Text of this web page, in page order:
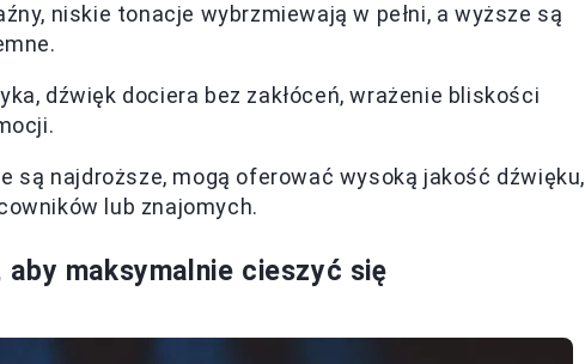
niskie tonacje wybrzmiewają w pełni, a wyższe są
dźwięk dociera bez zakłóceń, wrażenie bliskości
są najdroższe, mogą oferować wysoką jakość dźwięku,
lub znajomych.
maksymalnie cieszyć się